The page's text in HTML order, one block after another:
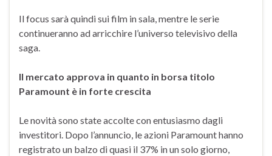
Il focus sarà quindi sui film in sala, mentre le serie
continueranno ad arricchire l’universo televisivo della
saga.
Il mercato approva in quanto in borsa titolo
Paramount è in forte crescita
Le novità sono state accolte con entusiasmo dagli
investitori. Dopo l’annuncio, le azioni Paramount hanno
registrato un balzo di quasi il 37% in un solo giorno,